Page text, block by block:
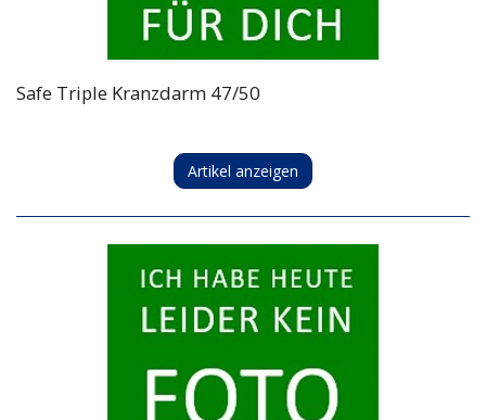
Safe Triple Kranzdarm 47/50
Artikel anzeigen